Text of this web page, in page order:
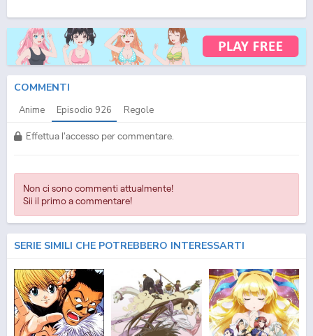
COMMENTI
Anime Episodio 926 Regole
Effettua l'accesso per commentare.
Non ci sono commenti attualmente!
Sii il primo a commentare!
SERIE SIMILI CHE POTREBBERO INTERESSARTI